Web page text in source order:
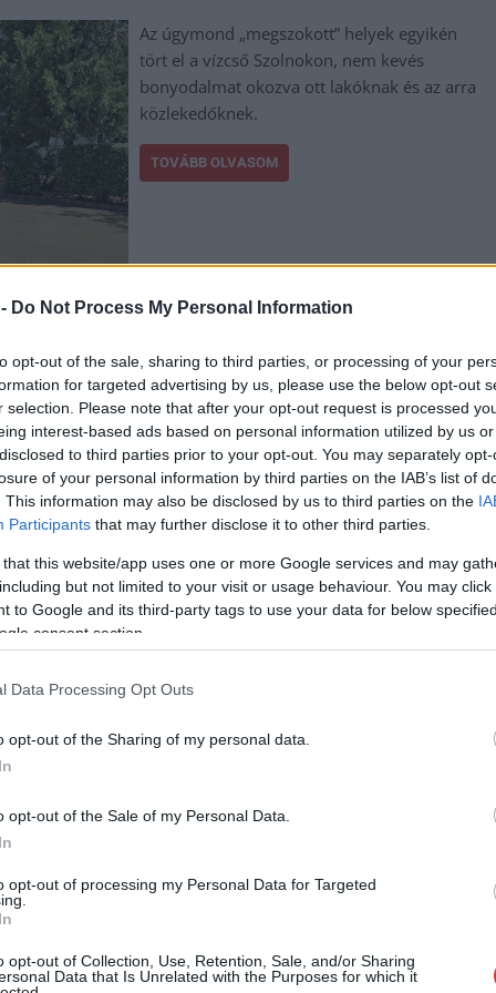
Do Not Process My Personal Information
opt-out of the sale, sharing to third parties, or processing of your
for targeted advertising by us, please use the below opt-out
selection. Please note that after your opt-out request is processed
interest-based ads based on personal information utilized by us
to third parties prior to your opt-out. You may separately
of your personal information by third parties on the IAB’s list of
This information may also be disclosed by us to third parties on the
Participants that may further disclose it to other third parties.
that this website/app uses one or more Google services and may
but not limited to your visit or usage behaviour. You may
to Google and its third-party tags to use your data for below
consent section.
Data Processing Opt Outs
opt-out of the Sharing of my personal data.
opt-out of the Sale of my Personal Data.
opt-out of processing my Personal Data for Targeted
opt-out of Collection, Use, Retention, Sale, and/or Sharing
Data that Is Unrelated with the Purposes for which it
Az úgymond „megszokott” helyek egyikén
tört el a vízcső Szolnokon, nem kevés
bonyodalmat okozva ott lakóknak és az arra
közlekedőknek.
TOVÁBB OLVASOM
,látványos,meghibásodás,rendszer,Szolnok, víz
vizsgálatot követelnek a magyar gazdák
Újabb szintet lépett a Nemzeti
Országos Jégkármérséklő Rendszer (JÉGER)
körüli éles társadalmi vita. Bár az illetékes
minisztérium nemrég elrendelte a
generátorok teljes kapacitású működését, az
aszálykároktól szenvedő gazdálkodók egy
külső átvilágítását követeli. A termelők
miközben a tudományos kutatások